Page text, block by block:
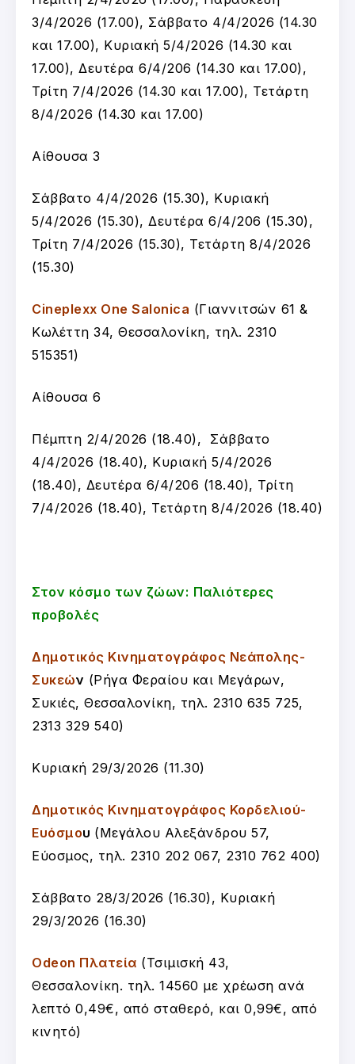
3/4/2026 (17.00), Σάββατο 4/4/2026 (14.30
και 17.00), Κυριακή 5/4/2026 (14.30 και
17.00), Δευτέρα 6/4/206 (14.30 και 17.00),
Τρίτη 7/4/2026 (14.30 και 17.00), Τετάρτη
8/4/2026 (14.30 και 17.00)
Αίθουσα 3
Σάββατο 4/4/2026 (15.30), Κυριακή
5/4/2026 (15.30), Δευτέρα 6/4/206 (15.30),
Τρίτη 7/4/2026 (15.30), Τετάρτη 8/4/2026
(15.30)
Cineplexx One Salonica (Γιαννιτσών 61 &
Κωλέττη 34, Θεσσαλονίκη, τηλ. 2310
515351)
Αίθουσα 6
Πέμπτη 2/4/2026 (18.40), Σάββατο
4/4/2026 (18.40), Κυριακή 5/4/2026
(18.40), Δευτέρα 6/4/206 (18.40), Τρίτη
7/4/2026 (18.40), Τετάρτη 8/4/2026 (18.40)
Στον κόσμο των ζώων: Παλιότερες
προβολές
Δημοτικός Κινηματογράφος Νεάπολης-
Συκεών (Ρήγα Φεραίου και Μεγάρων,
Συκιές, Θεσσαλονίκη, τηλ. 2310 635 725,
2313 329 540)
Κυριακή 29/3/2026 (11.30)
Δημοτικός Κινηματογράφος Κορδελιού-
Ευόσμου (Μεγάλου Αλεξάνδρου 57,
Εύοσμος, τηλ. 2310 202 067, 2310 762 400)
Σάββατο 28/3/2026 (16.30), Κυριακή
29/3/2026 (16.30)
Odeon Πλατεία (Τσιμισκή 43,
Θεσσαλονίκη. τηλ. 14560 με χρέωση ανά
λεπτό 0,49€, από σταθερό, και 0,99€, από
κινητό)